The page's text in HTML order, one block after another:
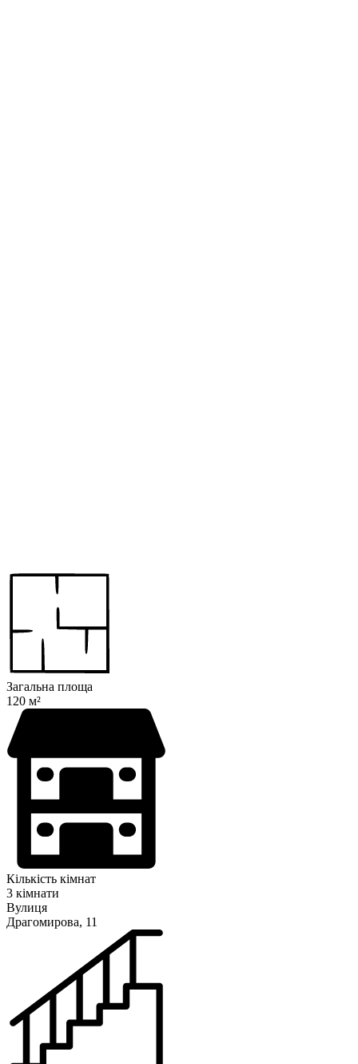
Загальна площа
120 м²
Кількість кімнат
3 кімнати
Вулиця
Драгомирова, 11